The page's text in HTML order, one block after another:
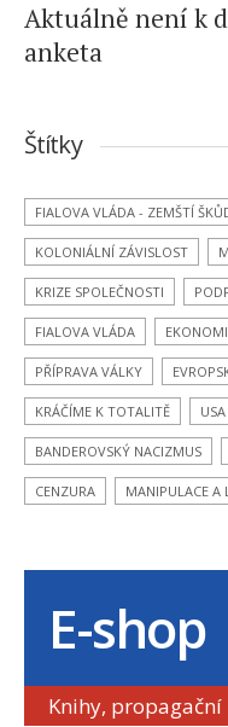
Aktuálně není k
anketa
Štítky
FIALOVA VLÁDA - ZEMŠTÍ
KOLONIÁLNÍ ZÁVISLOST
KRIZE SPOLEČNOSTI
FIALOVA VLÁDA
PŘÍPRAVA VÁLKY
KRÁČÍME K TOTALITĚ USA
BANDEROVSKÝ NACIZMUS
CENZURA MANIPULACE A
E-shop
Knihy,